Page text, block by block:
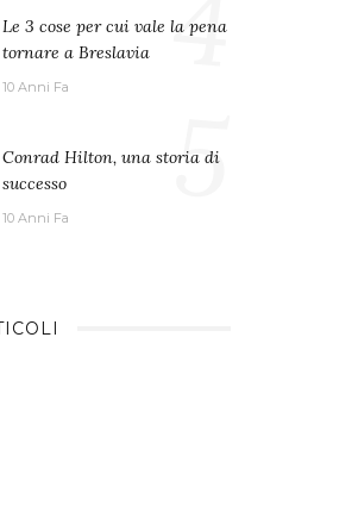
Le 3 cose per cui vale la pena
tornare a Breslavia
10 Anni Fa
Conrad Hilton, una storia di
successo
10 Anni Fa 5